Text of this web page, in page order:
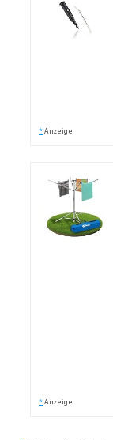
* Anzeige
* Anzeige